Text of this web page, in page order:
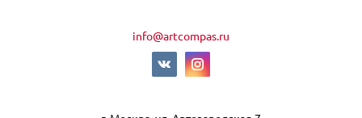
info@artcompas.ru